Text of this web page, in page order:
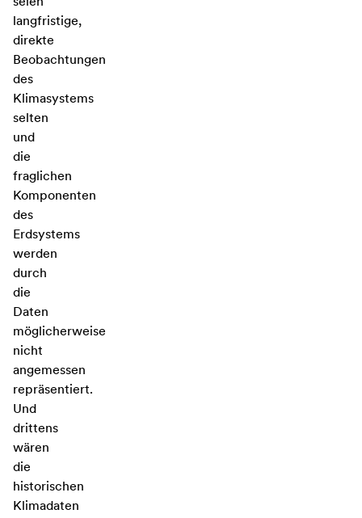
langfristige,
direkte
Beobachtungen
des
Klimasystems
selten
und
die
fraglichen
Komponenten
des
Erdsystems
werden
durch
die
Daten
möglicherweise
nicht
angemessen
repräsentiert.
Und
drittens
wären
die
historischen
Klimadaten